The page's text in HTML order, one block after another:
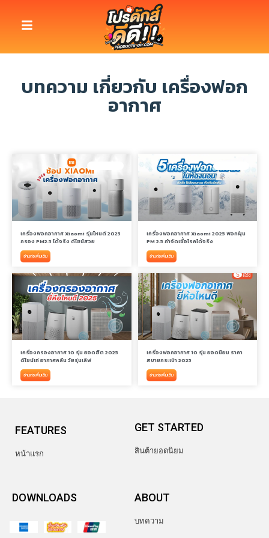
บทความ เกี่ยวกับ เครื่องฟอก
อากาศ
เครื่องฟอกอากาศ Xiaomi รุ่นไหนดี 2025
กรอง PM2.5 ได้จริง ดีไซน์สวย
อ่านต่อเพิ่มเติม
เครื่องฟอกอากาศ Xiaomi 2025 ฟอกฝุ่น
PM 2.5 กำจัดเชื้อโรคได้จริง
อ่านต่อเพิ่มเติม
เครื่องกรองอากาศ 10 รุ่น ยอดฮิต 2025
ดีไซน์เท่ อากาศคลีน วัยรุ่นเลิฟ
อ่านต่อเพิ่มเติม
เครื่องฟอกอากาศ 10 รุ่น ยอดนิยม ราคา
สบายกระเป๋า 2025
อ่านต่อเพิ่มเติม
FEATURES
หน้าแรก
GET STARTED
สินต้ายอดนิยม
DOWNLOADS ABOUT
บทความ